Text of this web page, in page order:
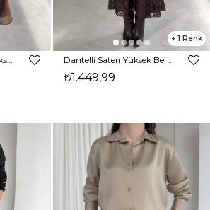
Desenli Drapeli Pileli Yüksek Bel Sıdarli Kahve Kadın Etek 26K387
1
Dantelli Saten Yüksek Bel Dıanlı Kahve Kadın Etek 26K386
₺1.449,99